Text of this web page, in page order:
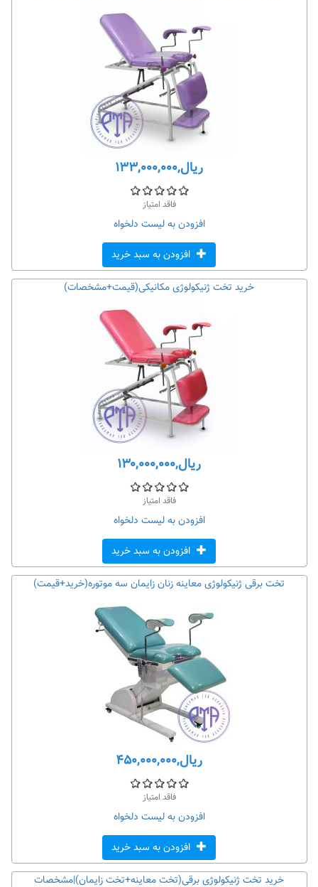
ریال,۱۳۳,۰۰۰,۰۰۰
فاقد امتیاز
افزودن به لیست دلخواه
افزودن به سبد خرید
خرید تخت ژنیکولوژی مکانیکی(قیمت+مشخصات)
ریال,۱۳۰,۰۰۰,۰۰۰
فاقد امتیاز
افزودن به لیست دلخواه
افزودن به سبد خرید
تخت برقی ژنیکولوژی معاینه زنان زایمان سه موتوره(خرید+قیمت)
ریال,۴۵۰,۰۰۰,۰۰۰
فاقد امتیاز
افزودن به لیست دلخواه
افزودن به سبد خرید
خرید تخت ژنیکولوژی برقی(تخت معاینه+تخت زایمان)|مشخصات